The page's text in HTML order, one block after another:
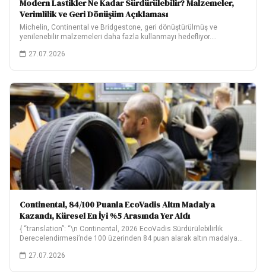
Modern Lastikler Ne Kadar Sürdürülebilir? Malzemeler,
Verimlilik ve Geri Dönüşüm Açıklaması
Michelin, Continental ve Bridgestone, geri dönüştürülmüş ve
yenilenebilir malzemeleri daha fazla kullanmayı hedefliyor.
27.07.2026
Continental, 84/100 Puanla EcoVadis Altın Madalya
Kazandı, Küresel En İyi %5 Arasında Yer Aldı
{ “translation”: “\n Continental, 2026 EcoVadis Sürdürülebilirlik
Derecelendirmesi’nde 100 üzerinden 84 puan alarak altın madalya…
27.07.2026